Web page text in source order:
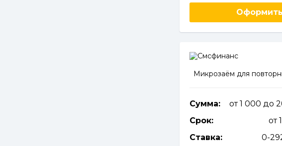
Оформить
Микрозаём для
Сумма:
от 1 000 до
Срок:
от
Ставка:
0-